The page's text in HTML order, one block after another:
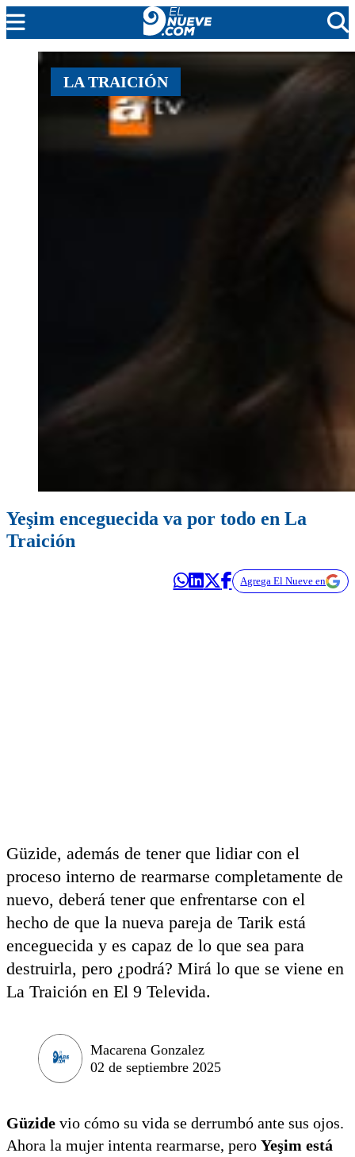
MENDOZA
CADA DÍA
LA TRAICIÓN
Yeşim enceguecida va por todo en La
Traición
Agrega El Nueve en
Güzide, además de tener que lidiar con el
proceso interno de rearmarse completamente de
nuevo, deberá tener que enfrentarse con el
hecho de que la nueva pareja de Tarik está
enceguecida y es capaz de lo que sea para
destruirla, pero ¿podrá? Mirá lo que se viene en
La Traición en El 9 Televida.
Macarena Gonzalez
02 de septiembre 2025
Güzide vio cómo su vida se derrumbó ante sus ojos.
Ahora la mujer intenta rearmarse, pero Yeşim está